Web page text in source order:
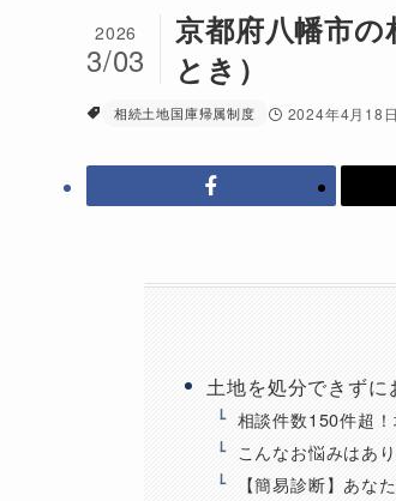
京都府八幡市
とき）
2026
3/03
相続土地国庫帰属制度 2024年4月18日
土地を処分できずに
相談件数150件超
こんなお悩みはあ
【簡易診断】あな